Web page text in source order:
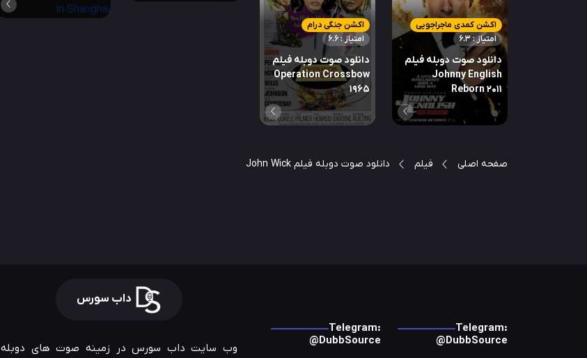
اکشن کمدی ماجراجویی
امتیاز : 6.3
دانلود صوت دوبله فیلم
Johnny English
Reborn 2011
اکشن جنگی درام
امتیاز : 6.6
دانلود صوت دوبله فیلم
Operation Crossbow
1965
صفحه اصلی فیلم دانلود صوت دوبله فیلم John Wick
داب سورس
Telegram:
@DubbSource
Telegram:
@DubbSource
وب سایت داب سورس در زمینه صوت های دوبله